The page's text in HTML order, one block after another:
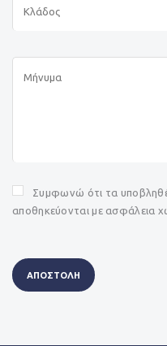
Συμφωνώ ότι τα
αποθηκεύονται με ασφάλεια